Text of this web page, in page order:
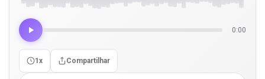
0:00
1x Compartilhar